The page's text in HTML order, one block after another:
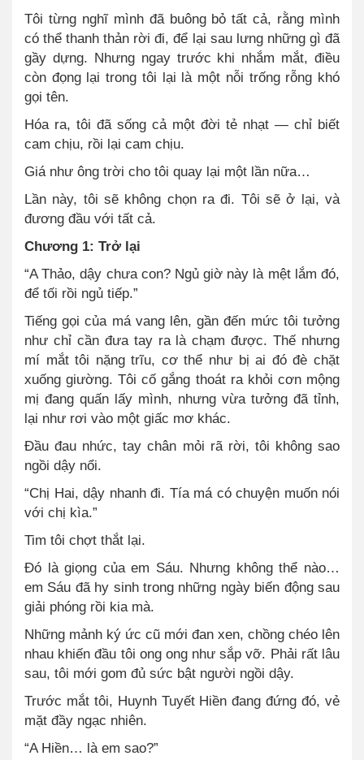
Tôi từng nghĩ mình đã buông bỏ tất cả, rằng mình
có thể thanh thản rời đi, để lại sau lưng những gì đã
gầy dựng. Nhưng ngay trước khi nhắm mắt, điều
còn đọng lại trong tôi lại là một nỗi trống rỗng khó
gọi tên.
Hóa ra, tôi đã sống cả một đời tẻ nhạt — chỉ biết
cam chịu, rồi lại cam chịu.
Giá như ông trời cho tôi quay lại một lần nữa…
Lần này, tôi sẽ không chọn ra đi. Tôi sẽ ở lại, và
đương đầu với tất cả.
Chương 1: Trở lại
“A Thảo, dậy chưa con? Ngủ giờ này là mệt lắm đó,
để tối rồi ngủ tiếp.”
Tiếng gọi của má vang lên, gần đến mức tôi tưởng
như chỉ cần đưa tay ra là chạm được. Thế nhưng
mí mắt tôi nặng trĩu, cơ thể như bị ai đó đè chặt
xuống giường. Tôi cố gắng thoát ra khỏi cơn mộng
mị đang quấn lấy mình, nhưng vừa tưởng đã tỉnh,
lại như rơi vào một giấc mơ khác.
Đầu đau nhức, tay chân mỏi rã rời, tôi không sao
ngồi dậy nổi.
“Chị Hai, dậy nhanh đi. Tía má có chuyện muốn nói
với chị kìa.”
Tim tôi chợt thắt lại.
Đó là giọng của em Sáu. Nhưng không thể nào…
em Sáu đã hy sinh trong những ngày biến động sau
giải phóng rồi kia mà.
Những mảnh ký ức cũ mới đan xen, chồng chéo lên
nhau khiến đầu tôi ong ong như sắp vỡ. Phải rất lâu
sau, tôi mới gom đủ sức bật người ngồi dậy.
Trước mắt tôi, Huynh Tuyết Hiền đang đứng đó, vẻ
mặt đầy ngạc nhiên.
“A Hiền… là em sao?”